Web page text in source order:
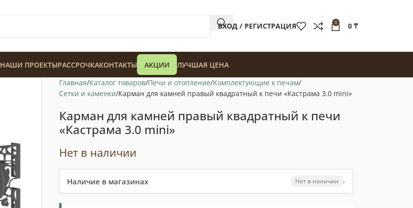
ВХОД / РЕГИСТРАЦИЯ 0 0 ₸
128 900₸
НАШИ ПРОЕКТЫРАССРОЧКАКОНТАКТЫ АКЦИИ ЛУЧШАЯ ЦЕНА
Главная Каталог товаров Печи и отопление Комплектующие к печам
Сетки и каменки Карман для камней правый квадратный к печи «Кастрама 3.0 mini»
Карман для камней правый квадратный к печи
«Кастрама 3.0 mini»
Нет в наличии
Наличие в магазинах Нет в наличии ›